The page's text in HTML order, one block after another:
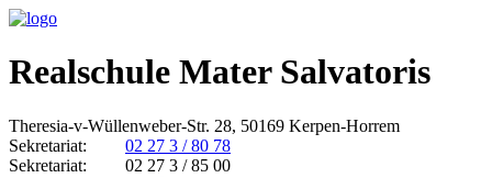
Realschule Mater Salvatoris
Theresia-v-Wüllenweber-Str. 28, 50169 Kerpen-Horrem
Sekretariat:
02 27 3 / 80 78
Sekretariat:
02 27 3 / 85 00